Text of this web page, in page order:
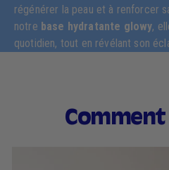
régénérer la peau et à renforcer
notre base hydratante glowy,
quotidien, tout en révélant son